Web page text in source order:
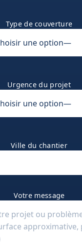
Type de couverture
Urgence du projet
Ville du chantier
Votre message